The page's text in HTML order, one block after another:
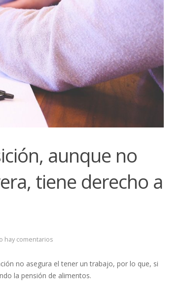
aunque no
tiene derecho a
hay comentarios
no asegura el tener un trabajo, por lo que, si
la pensión de alimentos.